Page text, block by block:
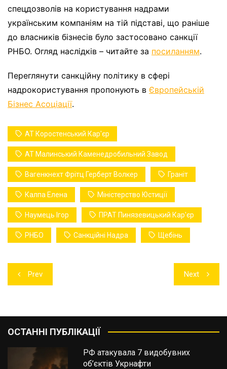
спецдозволів на користування надрами
українським компаніям на тій підставі, що раніше
до власників бізнесів було застосовано санкції
РНБО. Огляд наслідків – читайте за посиланням.
Переглянути санкційну політику в сфері
надрокористування пропонують в Європейській
Бізнес Асоціації.
АТ Коростенський Кар'єр
АТ Малинський Каменедробильний Завод
Вагенкнехт Фрітц Герберт Волкер Граніт
Калпа Елена Міністерство Юстиції
Наумець Ігор ПРАТ Пинязевицький Кар'єр
РНБО Санкційні Надра Щебінь
Навігація
записів
Prev Next
ОСТАННІ ПУБЛІКАЦІЇ
РФ атакувала 7 видобувних
об’єктів Укрнафти